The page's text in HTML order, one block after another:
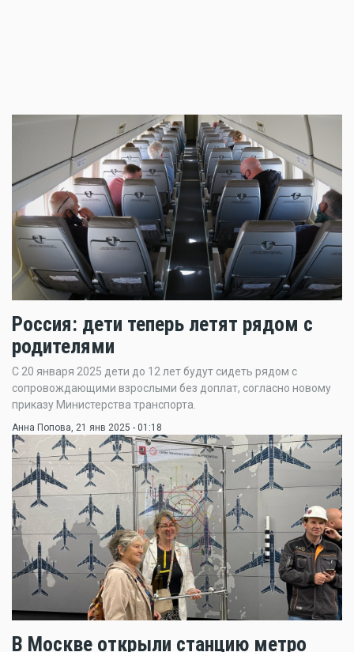
Россия: дети теперь летят рядом с
родителями
С 20 января 2025 дети до 12 лет будут сидеть рядом с
сопровождающими взрослыми без доплат, согласно новому
приказу Министерства транспорта.
Анна Попова, 21 янв 2025 - 01:18
В Москве открыли станцию метро